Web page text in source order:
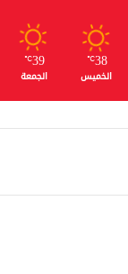
38
℃
الخميس
39
℃
الجمعة